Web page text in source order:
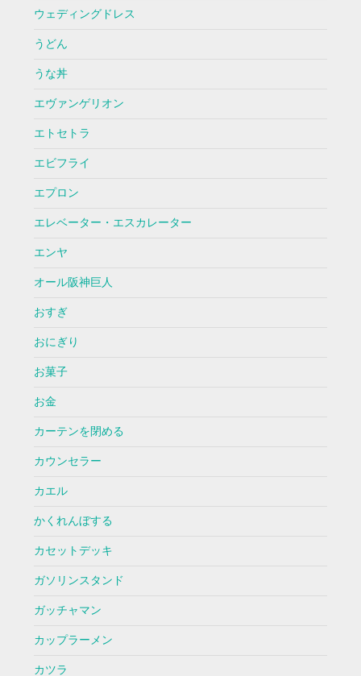
ウェディングドレス
うどん
うな丼
エヴァンゲリオン
エトセトラ
エビフライ
エプロン
エレベーター・エスカレーター
エンヤ
オール阪神巨人
おすぎ
おにぎり
お菓子
お金
カーテンを閉める
カウンセラー
カエル
かくれんぼする
カセットデッキ
ガソリンスタンド
ガッチャマン
カップラーメン
カツラ